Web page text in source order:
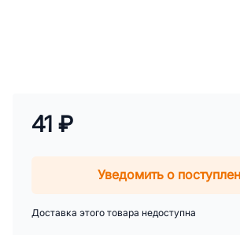
41 ₽
Уведомить о
Доставка этого товара недоступна